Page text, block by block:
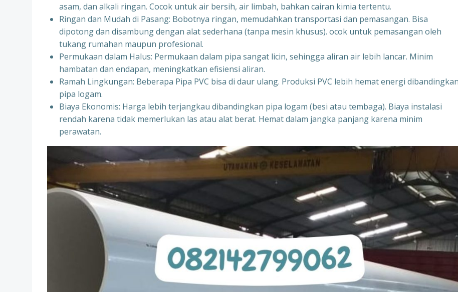
asam, dan alkali ringan. Cocok untuk air bersih, air limbah, bahkan cairan kimia tertentu.
Ringan dan Mudah di Pasang: Bobotnya ringan, memudahkan transportasi dan pemasangan. Bisa
dipotong dan disambung dengan alat sederhana (tanpa mesin khusus). ocok untuk pemasangan oleh
tukang rumahan maupun profesional.
Permukaan dalam Halus: Permukaan dalam pipa sangat licin, sehingga aliran air lebih lancar. Minim
hambatan dan endapan, meningkatkan efisiensi aliran.
Ramah Lingkungan: Beberapa Pipa PVC bisa di daur ulang. Produksi PVC lebih hemat energi dibandingkan
pipa logam.
Biaya Ekonomis: Harga lebih terjangkau dibandingkan pipa logam (besi atau tembaga). Biaya instalasi
rendah karena tidak memerlukan las atau alat berat. Hemat dalam jangka panjang karena minim
perawatan.